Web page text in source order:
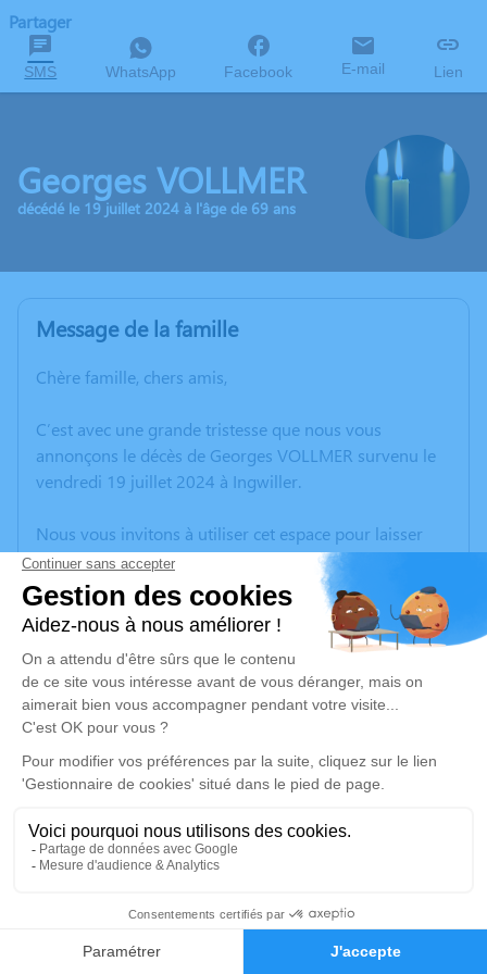
Faire-part Hommages
Partager
SMS WhatsApp Facebook E-mail Lien
Georges VOLLMER
décédé le 19 juillet 2024 à l'âge de 69 ans
Message de la famille
Chère famille, chers amis,
C’est avec une grande tristesse que nous vous
annonçons le décès de Georges VOLLMER survenu le
vendredi 19 juillet 2024 à Ingwiller.
Nous vous invitons à utiliser cet espace pour laisser
vos condoléances, partager des photos souvenirs, une
anecdote ou exprimer vos pensées à travers des
poèmes ou des textes. Cet endroit est un lieu
d'expression dédié à honorer la mémoire de Georges
VOLLMER.
Un service de plantation d’arbre hommage est
disponible ici
Cérémonie religieuse
Église de Rothbach
67340 Rothbach